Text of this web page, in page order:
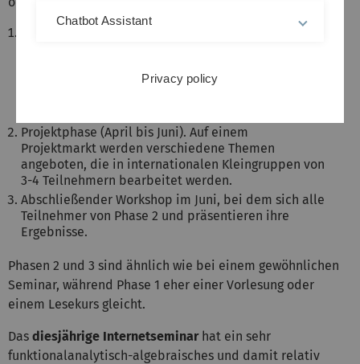
von den Teilnehmern studiert und dann beim
Projektphase (April bis Juni). Auf einem
Projektmarkt werden verschiedene Themen
angeboten, die in internationalen Kleingruppen von
3-4 Teilnehmern bearbeitet werden.
Abschließender Workshop im Juni, bei dem sich alle
Teilnehmer von Phase 2 und präsentieren ihre
Ergebnisse.
Phasen 2 und 3 sind ähnlich wie bei einem gewöhnlichen
Seminar, während Phase 1 eher einer Vorlesung oder
einem Lesekurs gleicht.
Das diesjährige Internetseminarhat ein sehr
funktionalanalytisch-algebraisches und damit relativ
Chatbot Assistant
Privacy policy